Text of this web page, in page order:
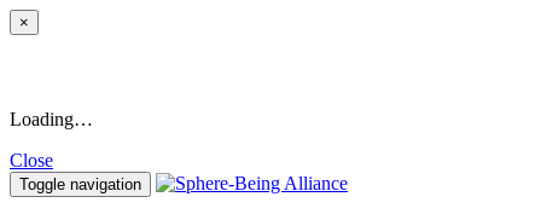
×
Loading…
Close
Toggle navigation